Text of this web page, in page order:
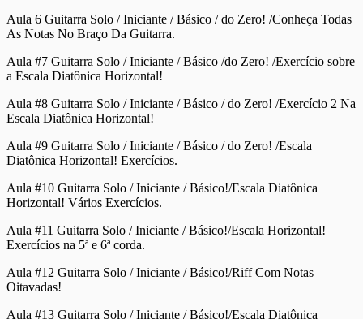
Aula 6 Guitarra Solo / Iniciante / Básico / do Zero! /Conheça Todas
As Notas No Braço Da Guitarra.
Aula #7 Guitarra Solo / Iniciante / Básico /do Zero! /Exercício sobre
a Escala Diatônica Horizontal!
Aula #8 Guitarra Solo / Iniciante / Básico / do Zero! /Exercício 2 Na
Escala Diatônica Horizontal!
Aula #9 Guitarra Solo / Iniciante / Básico / do Zero! /Escala
Diatônica Horizontal! Exercícios.
Aula #10 Guitarra Solo / Iniciante / Básico!/Escala Diatônica
Horizontal! Vários Exercícios.
Aula #11 Guitarra Solo / Iniciante / Básico!/Escala Horizontal!
Exercícios na 5ª e 6ª corda.
Aula #12 Guitarra Solo / Iniciante / Básico!/Riff Com Notas
Oitavadas!
Aula #13 Guitarra Solo / Iniciante / Básico!/Escala Diatônica